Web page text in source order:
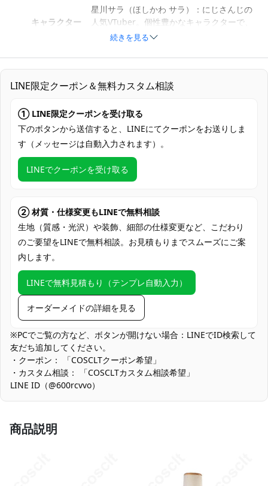
キャラクター
星川サラ（ほしかわ サラ）：にじさんじの
人気VTuber。個性豊かなキャラクターで、
ファンに愛されている。
サイズ
S, M, L, XL, XXL
素材
ポリエステル、コットン、合成皮革、天竺
布（生産ロットや工法によって若干の変更
セット内容
トップス、スカート、手袋、カチューシ
ャ、背部蝶結び、ヘアピン（製造ロットや
ます）。
支払い方法
クレジットカード（VISA、Master、JCB、
discover、AMERICAN EXPRESS）、
PayPal、銀行振込
使用場所
コスプレイベント、コミケ、アニメフェス
ティバル、舞台、撮影、テーマパーティ
ー、仮装大会
ハンガーに掛ける、折りたたんで収納、衣
装ケースに保管
コスプレ対象
にじさんじファン、星川サラファン、バー
チャルYouTuberファン、コスプレ初心
者、コスプレイベント参加者
商品状態
新品未使用
お手入れ方法
続きを見る
LINE限定クーポン＆無料カスタム相談
① LINE限定クーポンを受け取る
下のボタンから送信すると、LINEにてクーポンをお送りしま
す（メッセージは自動入力されます）。
LINEでクーポンを受け取る
② 材質・仕様変更もLINEで無料相談
生地（質感・光沢）や装飾、細部の仕様変更など、こだわり
のご要望をLINEで無料相談。お見積もりまでスムーズにご案
内します。
LINEで無料見積もり（テンプレ自動入力）
オーダーメイドの詳細を見る
※PCでご覧の方など、ボタンが開けない場合：LINEでID検索して
友だち追加してください。
・クーポン： 「COSCLTクーポン希望」
・カスタム相談： 「COSCLTカスタム相談希望」
LINE ID（@600rcvvo）
商品説明